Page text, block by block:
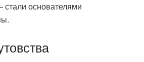
стали основателями